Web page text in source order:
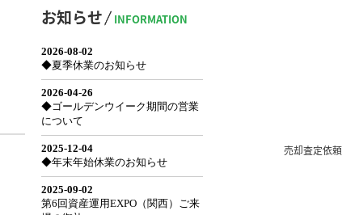
お知らせ INFORMATION
売却査定依頼